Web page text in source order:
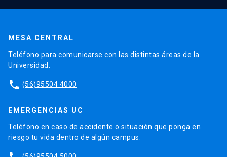
MESA CENTRAL
Teléfono para comunicarse con las distintas áreas de la
Universidad.
phone (56)95504 4000
EMERGENCIAS UC
Teléfono en caso de accidente o situación que ponga en
riesgo tu vida dentro de algún campus.